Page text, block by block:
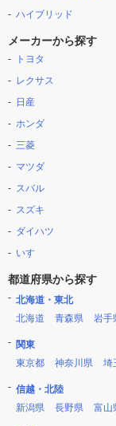
ハイブリッド
メーカーから探す
トヨタ
レクサス
日産
ホンダ
三菱
マツダ
スバル
スズキ
ダイハツ
いすゞ
都道府県から探す
北海道・東北
北海道
青森県 岩手
関東
東京都
神奈川県 埼
信越・北陸
新潟県
長野県 富山